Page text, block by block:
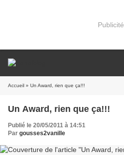
Publicité
Accueil » Un Award, rien que ça!!!
Un Award, rien que ça!!!
Publié le 20/05/2011 à 14:51
Par gousses2vanille